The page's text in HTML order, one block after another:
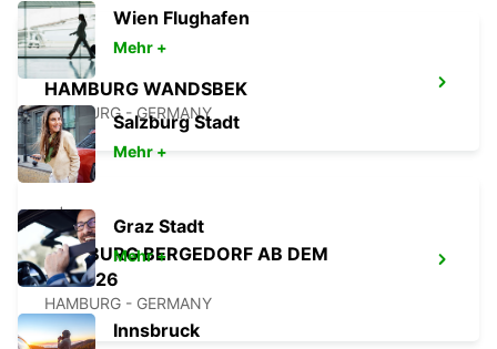
HAMBURG WANDSBEK
HAMBURG - GERMANY
HAMBURG BERGEDORF AB DEM
01.10.26
HAMBURG - GERMANY
Wien Flughafen
Mehr +
Salzburg Stadt
Mehr +
Graz Stadt
Mehr +
Innsbruck